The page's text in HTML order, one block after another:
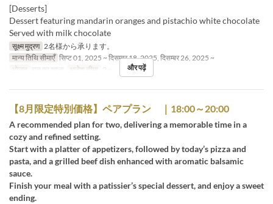
[Desserts]
Dessert featuring mandarin oranges and pistachio white chocolate
Served with milk chocolate
सूक्ष्म मुद्रण 2名様から承ります。
मान्य तिथि सीमाएँ सिप्ट 01, 2025 ~ दिसम्बर 18, 2025, दिसम्बर 26, 2025 ~
भोजन
रात का खाना आदेश सीमा 2 ~ और पढ़ें
【8月限定特別価格】ペアプラン ｜18:00～20:00
A recommended plan for two, delivering a memorable time in a
cozy and refined setting.
Start with a platter of appetizers, followed by today’s pizza and
pasta, and a grilled beef dish enhanced with aromatic balsamic
sauce.
Finish your meal with a patissier’s special dessert, and enjoy a sweet
ending.